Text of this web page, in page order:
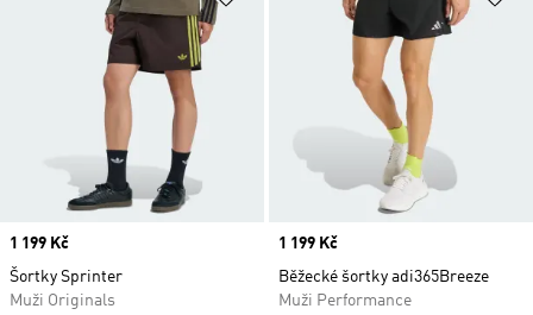
Price
1 199 Kč
Šortky Sprinter
Muži Originals
Price
1 199 Kč
Běžecké šortky adi365Breeze
Muži Performance